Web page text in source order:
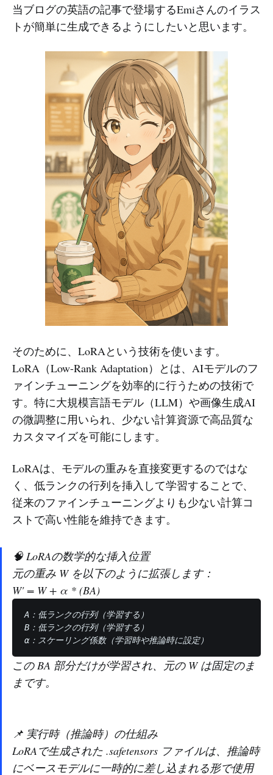
当ブログの英語の記事で登場するEmiさんのイラス
トが簡単に生成できるようにしたいと思います。
そのために、LoRAという技術を使います。
LoRA（Low-Rank Adaptation）とは、AIモデルのフ
ァインチューニングを効率的に行うための技術で
す。特に大規模言語モデル（LLM）や画像生成AI
の微調整に用いられ、少ない計算資源で高品質な
カスタマイズを可能にします。
LoRAは、モデルの重みを直接変更するのではな
く、低ランクの行列を挿入して学習することで、
従来のファインチューニングよりも少ない計算コ
ストで高い性能を維持できます。
🧠 LoRAの数学的な挿入位置
元の重み W を以下のように拡張します：
W' = W + α * (BA)
A：低ランクの行列（学習する）
B：低ランクの行列（学習する）
この BA 部分だけが学習され、元の W は固定のま
まです。
📌 実行時（推論時）の仕組み
LoRAで生成された .safetensors ファイルは、推論時
にベースモデルに一時的に差し込まれる形で使用